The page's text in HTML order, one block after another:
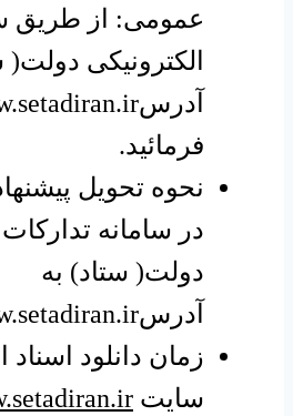
عمومی: از طریق
الکترونیکی دولت(
آدرس
فرمائید.
نحوه تحویل
در سامانه
دولت( ستاد) به
آدرس
زمان دانلود اسناد
سایت